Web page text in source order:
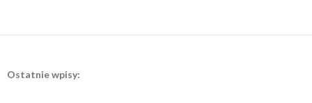
Ostatnie wpisy: